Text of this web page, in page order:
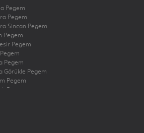
Pegem
Pegem
Sincan Pegem
Pegem
Pegem
Pegem
Görükle Pegem
Pegem
Pegem